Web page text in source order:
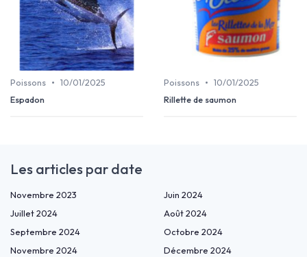
Poissons • 10/01/2025
Espadon
Poissons • 10/01/2025
Rillette de saumon
Les articles par date
Novembre 2023
Juin 2024
Juillet 2024
Août 2024
Septembre 2024
Octobre 2024
Novembre 2024
Décembre 2024